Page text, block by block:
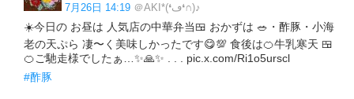
7月26日 14:19 ＠AKI*(❛ڡ❛∩)♪
☀️今日の お昼は 人気店の中華弁当🍱 おかずは 🥗・酢豚・小海
老の天ぷら 凄〜く美味しかったです😋💯 食後は🍊牛乳寒天 🍱
🍊ご馳走様でしたぁ…✨️🙏✨️ . . . pic.x.com/Ri1o5urscl
#酢豚